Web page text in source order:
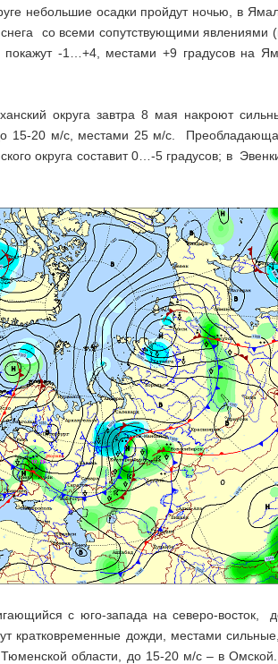
небольшие осадки пройдут ночью, в
снега со всеми сопутствующими
-1…+4, местами +9 градусов на
округа завтра 8 мая накроют
15-20 м/с, местами 25 м/с.
округа составит 0…-5 градусов; в
с юго-запада на северо-восток,
кратковременные дожди, местами
области, до 15-20 м/с – в